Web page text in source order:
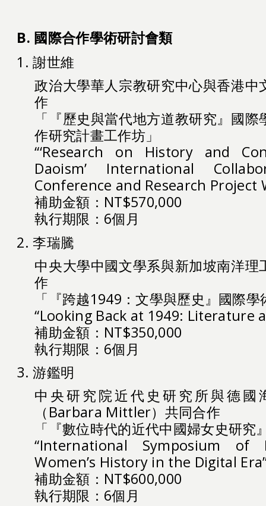
B. 國際合作學術研討會類
1. 謝世維
政治大學華人宗教研究中心與香港中
作
「『歷史與當代地方道教研究』國
作研究計畫工作坊」
“‘Research on History and
Daoism’ International
Conference and Research Project
補助金額：NT$570,000
執行期限：6個月
2. 李瑞騰
中央大學中國文學系與新加坡南洋理
作
「『跨越1949：文學與歷史』國際
“Looking Back at 1949: Literature
補助金額：NT$350,000
執行期限：6個月
3. 游鑑明
中央研究院近代史研究所與德國
（Barbara Mittler）共同合作
「『數位時代的近代中國婦女史研究
“International Symposium of
Women’s History in the Digital
補助金額：NT$600,000
執行期限：6個月